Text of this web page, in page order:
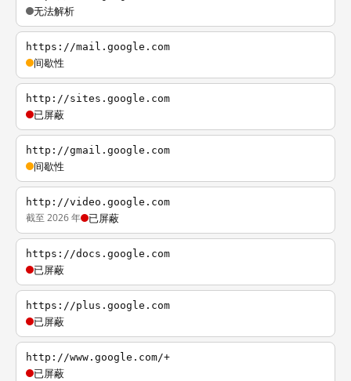
无法解析
https://mail.google.com
间歇性
http://sites.google.com
已屏蔽
http://gmail.google.com
间歇性
http://video.google.com
截至 2026 年 已屏蔽
https://docs.google.com
已屏蔽
https://plus.google.com
已屏蔽
http://www.google.com/+
已屏蔽